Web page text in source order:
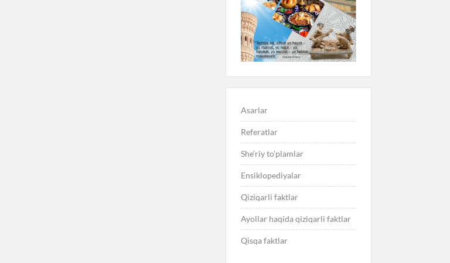
Asarlar
Referatlar
She’riy to’plamlar
Ensiklopediyalar
Qiziqarli faktlar
Ayollar haqida qiziqarli faktlar
Qisqa faktlar